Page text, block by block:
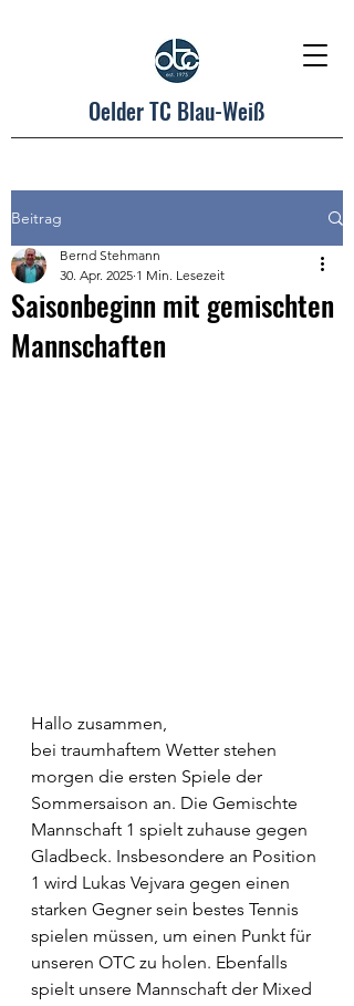
Oelder TC Blau-Weiß
Beitrag
Saisonbeginn mit gemischten
Mannschaften
Bernd Stehmann
30. Apr. 2025 1 Min. Lesezeit
Hallo zusammen,
bei traumhaftem Wetter stehen
morgen die ersten Spiele der
Sommersaison an. Die Gemischte
Mannschaft 1 spielt zuhause gegen
Gladbeck. Insbesondere an Position
1 wird Lukas Vejvara gegen einen
starken Gegner sein bestes Tennis
spielen müssen, um einen Punkt für
unseren OTC zu holen. Ebenfalls
spielt unsere Mannschaft der Mixed